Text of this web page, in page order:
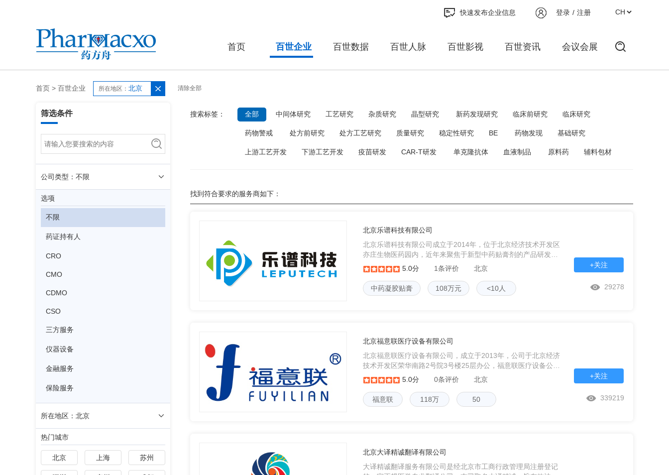
登录 / 注册
快速发布企业信息
首页 百世企业 百世数据 百世人脉 百世影视 百世资讯 会议会展
首页 > 百世企业 所在地区： 北京 清除全部
筛选条件
公司类型：不限
选项
不限
药证持有人
CRO
CMO
CDMO
CSO
三方服务
仪器设备
金融服务
保险服务
所在地区：北京
热门城市
北京 上海 苏州
搜索标签： 全部 中间体研究 工艺研究 杂质研究 晶型研究 新药发现研究 临床前研究 临床研究
药物警戒 处方前研究 处方工艺研究 质量研究 稳定性研究 BE 药物发现 基础研究
上游工艺开发 下游工艺开发 疫苗研发 CAR-T研发 单克隆抗体 血液制品 原料药 辅料包材
找到符合要求的服务商如下：
北京乐谱科技有限公司
北京乐谱科技有限公司成立于2014年，位于北京经济技术开发区
亦庄生物医药园内，近年来聚焦于新型中药贴膏剂的产品研发和
技术服务，可以为客户提供高质量、高效率的新型中药贴膏剂产
品研发服务。乐谱科技建立了完
5.0分 1条评价 北京
中药凝胶贴膏 108万元 <10人 29278
+关注
北京福意联医疗设备有限公司
北京福意联医疗设备有限公司，成立于2013年，公司于北京经济
技术开发区荣华南路2号院3号楼25层办公，福意联医疗设备公司
是一家面对全球销售的恒温冷藏设备专业公司，计划引进和输出
科技型强，功能性好的各类
5.0分 0条评价 北京
福意联 118万 50 339219
+关注
北京大译精诚翻译有限公司
大译精诚翻译服务有限公司是经北京市工商行政管理局注册登记